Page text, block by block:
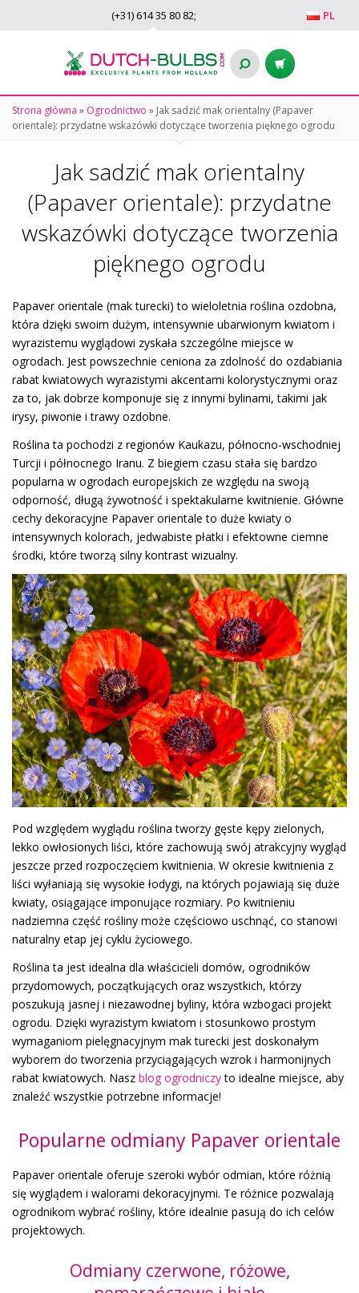
PL
(+31) 614 35 80 82;
Strona główna » Ogrodnictwo » Jak sadzić mak orientalny (Papaver
orientale): przydatne wskazówki dotyczące tworzenia pięknego ogrodu
Jak sadzić mak orientalny
(Papaver orientale): przydatne
wskazówki dotyczące tworzenia
pięknego ogrodu
Papaver orientale (mak turecki) to wieloletnia roślina ozdobna,
która dzięki swoim dużym, intensywnie ubarwionym kwiatom i
wyrazistemu wyglądowi zyskała szczególne miejsce w
ogrodach. Jest powszechnie ceniona za zdolność do ozdabiania
rabat kwiatowych wyrazistymi akcentami kolorystycznymi oraz
za to, jak dobrze komponuje się z innymi bylinami, takimi jak
irysy, piwonie i trawy ozdobne.
Roślina ta pochodzi z regionów Kaukazu, północno-wschodniej
Turcji i północnego Iranu. Z biegiem czasu stała się bardzo
popularna w ogrodach europejskich ze względu na swoją
odporność, długą żywotność i spektakularne kwitnienie. Główne
cechy dekoracyjne Papaver orientale to duże kwiaty o
intensywnych kolorach, jedwabiste płatki i efektowne ciemne
środki, które tworzą silny kontrast wizualny.
Pod względem wyglądu roślina tworzy gęste kępy zielonych,
lekko owłosionych liści, które zachowują swój atrakcyjny wygląd
jeszcze przed rozpoczęciem kwitnienia. W okresie kwitnienia z
liści wyłaniają się wysokie łodygi, na których pojawiają się duże
kwiaty, osiągające imponujące rozmiary. Po kwitnieniu
nadziemna część rośliny może częściowo uschnąć, co stanowi
naturalny etap jej cyklu życiowego.
Roślina ta jest idealna dla właścicieli domów, ogrodników
przydomowych, początkujących oraz wszystkich, którzy
poszukują jasnej i niezawodnej byliny, która wzbogaci projekt
ogrodu. Dzięki wyrazistym kwiatom i stosunkowo prostym
wymaganiom pielęgnacyjnym mak turecki jest doskonałym
wyborem do tworzenia przyciągających wzrok i harmonijnych
rabat kwiatowych. Nasz blog ogrodniczyto idealne miejsce, aby
znaleźć wszystkie potrzebne informacje!
Popularne odmiany Papaver orientale
Papaver orientale oferuje szeroki wybór odmian, które różnią
się wyglądem i walorami dekoracyjnymi. Te różnice pozwalają
ogrodnikom wybrać rośliny, które idealnie pasują do ich celów
projektowych.
Odmiany czerwone, różowe,